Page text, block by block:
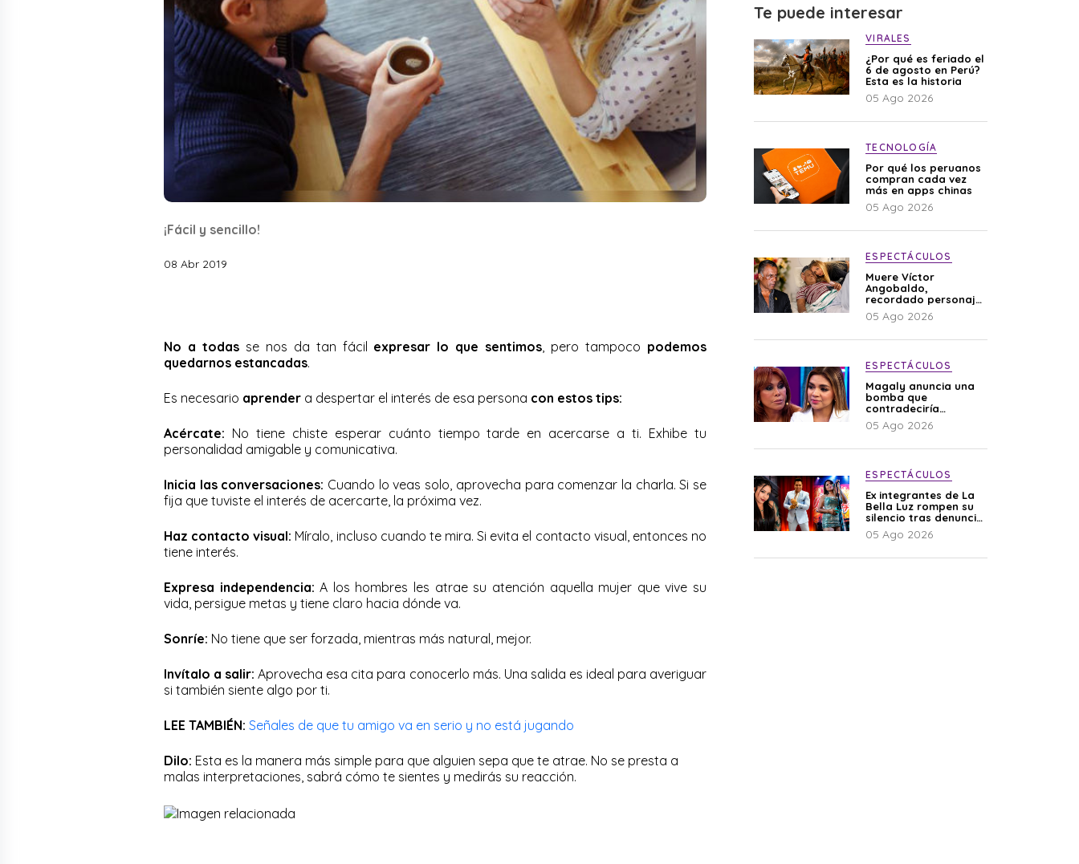
¡Fácil y sencillo!
08 Abr 2019
No a todasse nos da tan fácil expresar lo que sentimos , pero tampoco podemos
quedarnos estancadas.
Es necesario aprender a despertar el interés de esa persona con estos tips:
Acércate: No tiene chiste esperar cuánto tiempo tarde en acercarse a ti. Exhibe tu
personalidad amigable y comunicativa.
Inicia las conversaciones: Cuando lo veas solo, aprovecha para comenzar la charla. Si se
fija que tuviste el interés de acercarte, la próxima vez.
Haz contacto visual: Míralo, incluso cuando te mira. Si evita el contacto visual, entonces no
tiene interés.
Expresa independencia: A los hombres les atrae su atención aquella mujer que vive su
vida, persigue metas y tiene claro hacia dónde va.
Sonríe: No tiene que ser forzada, mientras más natural, mejor.
Invítalo a salir: Aprovecha esa cita para conocerlo más. Una salida es ideal para averiguar
si también siente algo por ti.
LEE TAMBIÉN: Señales de que tu amigo va en serio y no está jugando
Dilo: Esta es la manera más simple para que alguien sepa que te atrae. No se presta a
malas interpretaciones, sabrá cómo te sientes y medirás su reacción.
Te puede interesar
VIRALES
¿Por qué es feriado el
6 de agosto en Perú?
Esta es la historia
05 Ago 2026
TECNOLOGÍA
Por qué los peruanos
compran cada vez
más en apps chinas
05 Ago 2026
ESPECTÁCULOS
Muere Víctor
Angobaldo,
recordado personaje
de la farándula y
expareja de Shirley
05 Ago 2026
ESPECTÁCULOS
Magaly anuncia una
bomba que
contradeciría
comunicado de La
Bella Luz: “Hay un
05 Ago 2026
ESPECTÁCULOS
Ex integrantes de La
Bella Luz rompen su
silencio tras denuncia
de Naldy: “Todo el
mundo lo sabía”
05 Ago 2026